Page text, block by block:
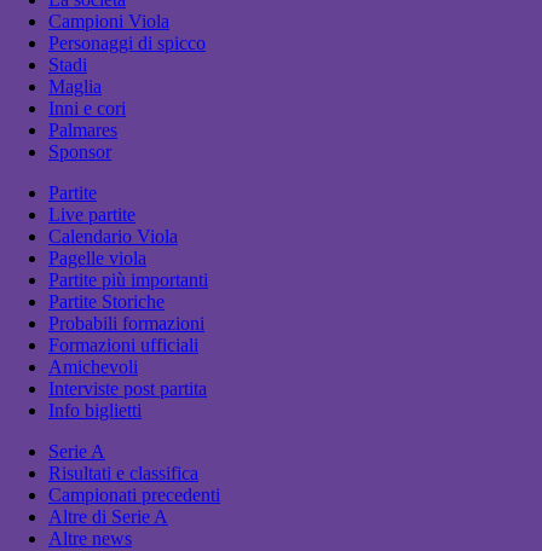
Campioni Viola
Personaggi di spicco
Stadi
Maglia
Inni e cori
Palmares
Sponsor
Partite
Live partite
Calendario Viola
Pagelle viola
Partite più importanti
Partite Storiche
Probabili formazioni
Formazioni ufficiali
Amichevoli
Interviste post partita
Info biglietti
Serie A
Risultati e classifica
Campionati precedenti
Altre di Serie A
Altre news